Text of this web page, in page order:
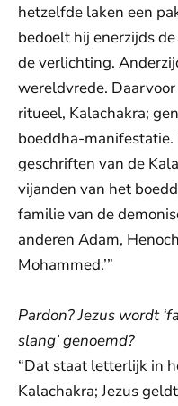
hetzelfde laken een
bedoelt hij enerzijds
de verlichting.
wereldvrede.
ritueel, Kalachakra;
boeddha-
geschriften van de
vijanden van het
familie van de
anderen Adam,
Mohammed.’”
Pardon? Jezus wordt
slang’ genoemd?
“Dat staat letterlijk in
Kalachakra; Jezus